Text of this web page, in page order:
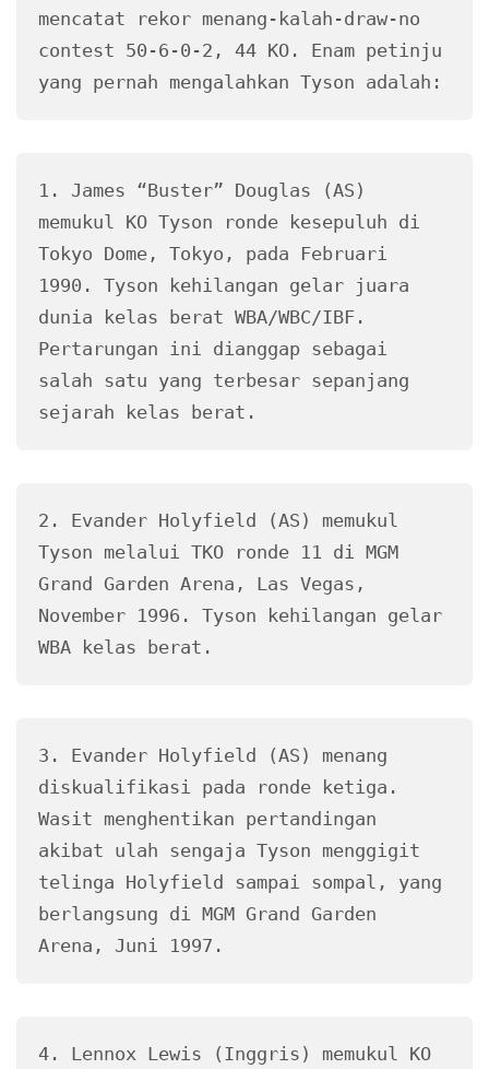
mencatat rekor menang-kalah-draw-no
contest 50-6-0-2, 44 KO. Enam petinju
yang pernah mengalahkan Tyson adalah:
1. James “Buster” Douglas (AS)
memukul KO Tyson ronde kesepuluh di
Tokyo Dome, Tokyo, pada Februari
1990. Tyson kehilangan gelar juara
dunia kelas berat WBA/WBC/IBF.
Pertarungan ini dianggap sebagai
salah satu yang terbesar sepanjang
sejarah kelas berat.
2. Evander Holyfield (AS) memukul
Tyson melalui TKO ronde 11 di MGM
Grand Garden Arena, Las Vegas,
November 1996. Tyson kehilangan gelar
WBA kelas berat.
3. Evander Holyfield (AS) menang
diskualifikasi pada ronde ketiga.
Wasit menghentikan pertandingan
akibat ulah sengaja Tyson menggigit
telinga Holyfield sampai sompal, yang
berlangsung di MGM Grand Garden
Arena, Juni 1997.
4. Lennox Lewis (Inggris) memukul KO